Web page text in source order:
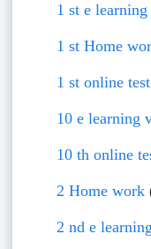
1 st e
1 st Home
1 st online test
10 e learning
10 th online
2 Home work
2 nd e learning